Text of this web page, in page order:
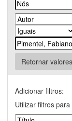
Retornar valores
Adicionar filtros:
Utilizar filtros